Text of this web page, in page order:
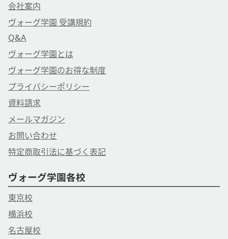
会社案内
ヴォーグ学園 受講規約
Q&A
ヴォーグ学園とは
ヴォーグ学園のお得な制度
プライバシーポリシー
資料請求
メールマガジン
お問い合わせ
特定商取引法に基づく表記
ヴォーグ学園各校
東京校
横浜校
名古屋校